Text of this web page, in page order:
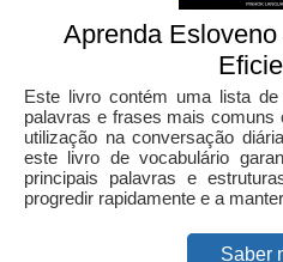
Aprenda
Este livro contém uma lista
palavras e frases mais comuns
utilização na conversação
este livro de vocabulário
principais palavras e
progredir rapidamente e a
Saber